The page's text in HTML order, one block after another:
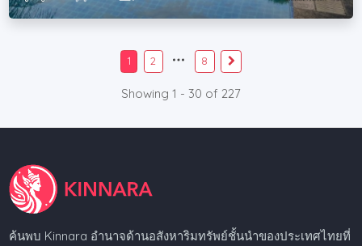
1 2 8
Showing 1 - 30 of 227
ค้นพบ Kinnara อำนาจด้านอสังหาริมทรัพย์ชั้นนำของประเทศไทยที่